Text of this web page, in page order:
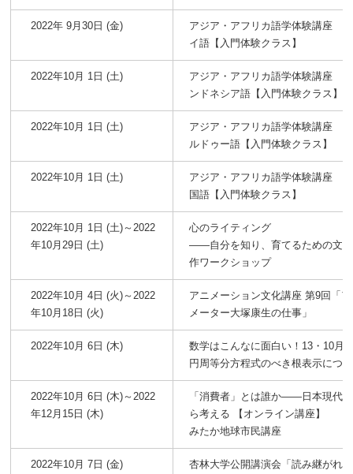
2022年 9月30日 (金)
アジア・アフリカ語学体験講座
イ語【入門体験クラス】
2022年10月 1日 (土)
アジア・アフリカ語学体験講座
ンドネシア語【入門体験クラス】
2022年10月 1日 (土)
アジア・アフリカ語学体験講座
ルドゥー語【入門体験クラス】
2022年10月 1日 (土)
アジア・アフリカ語学体験講座
国語【入門体験クラス】
2022年10月 1日 (土)～2022
年10月29日 (土)
心のライティング
――自分を知り、育てるための文
作ワークショップ
2022年10月 4日 (火)～2022
年10月18日 (火)
アニメーション文化講座 第9回「
メーター大塚康生の仕事」
2022年10月 6日 (木)
数学はこんなに面白い！13・10月
円周等分方程式のべき根表示につ
2022年10月 6日 (木)～2022
年12月15日 (木)
「消費者」とは誰か――日本現代
ら考える 【オンライン講座】
みたか地球市民講座
2022年10月 7日 (金)
杏林大学公開講演会「読み継がれる